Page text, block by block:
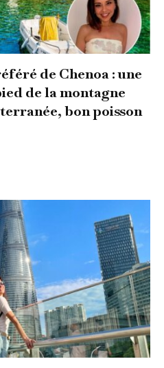
de Chenoa : une
de la montagne
bon poisson